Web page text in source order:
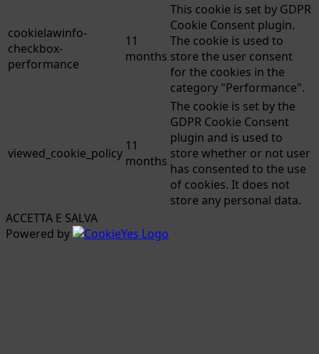
cookielawinfo-
checkbox-
performance
11
months
This cookie is set by GDPR
Cookie Consent plugin.
The cookie is used to
store the user consent
for the cookies in the
category "Performance".
viewed_cookie_policy 11
months
The cookie is set by the
GDPR Cookie Consent
plugin and is used to
store whether or not user
has consented to the use
of cookies. It does not
store any personal data.
ACCETTA E SALVA
Powered by